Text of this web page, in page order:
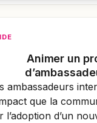
Animer un
ambassadeurs
que la
l’adoption d’un